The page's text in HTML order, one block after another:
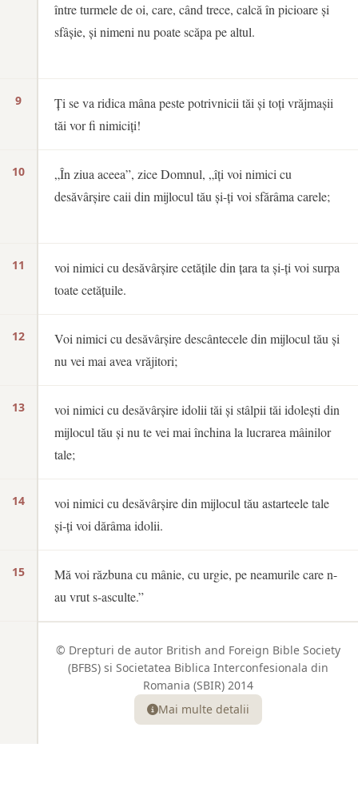
9
10
11
12
13
14
15
între turmele de oi, care, când trece, calcă în picioare și
sfâșie, și nimeni nu poate scăpa pe altul.
Ți se va ridica mâna peste potrivnicii tăi și toți vrăjmașii
tăi vor fi nimiciți!
„În ziua aceea”, zice Domnul, „îți voi nimici cu
desăvârșire caii din mijlocul tău și-ți voi sfărâma carele;
voi nimici cu desăvârșire cetățile din țara ta și-ți voi surpa
toate cetățuile.
Voi nimici cu desăvârșire descântecele din mijlocul tău și
nu vei mai avea vrăjitori;
voi nimici cu desăvârșire idolii tăi și stâlpii tăi idolești din
mijlocul tău și nu te vei mai închina la lucrarea mâinilor
tale;
voi nimici cu desăvârșire din mijlocul tău astarteele tale
și-ți voi dărâma idolii.
Mă voi răzbuna cu mânie, cu urgie, pe neamurile care n-
au vrut s-asculte.”
© Drepturi de autor British and Foreign Bible Society
(BFBS) si Societatea Biblica Interconfesionala din
Romania (SBIR) 2014
Mai multe detalii